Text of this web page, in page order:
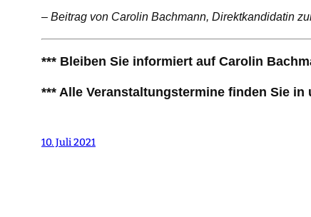
– Beitrag von Carolin Bachmann, Direktkandidatin
*** Bleiben Sie informiert auf Carolin
*** Alle Veranstaltungstermine finden Sie in
10. Juli 2021